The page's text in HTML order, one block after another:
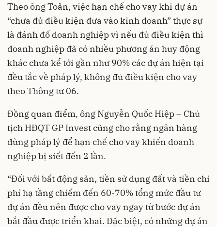
Theo ông Toản, việc hạn chế cho vay khi dự án
“chưa đủ điều kiện đưa vào kinh doanh” thực sự
là đánh đố doanh nghiệp vì nếu đủ điều kiện thì
doanh nghiệp đã có nhiều phương án huy động
khác chưa kể tới gần như 90% các dự án hiện tại
đều tắc về pháp lý, không đủ điều kiện cho vay
theo Thông tư 06.
Đồng quan điểm, ông Nguyễn Quốc Hiệp – Chủ
tịch HĐQT GP Invest cũng cho rằng ngân hàng
dùng pháp lý để hạn chế cho vay khiến doanh
nghiệp bị siết đến 2 lần.
“Đối với bất động sản, tiền sử dụng đất và tiền chi
phí hạ tầng chiếm đến 60-70% tổng mức đầu tư
dự án đều nên được cho vay ngay từ bước dự án
bắt đầu được triển khai. Đặc biệt, có những dự án